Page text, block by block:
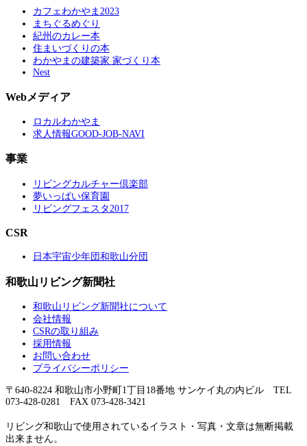
カフェわかやま2023
まちぐるめぐり
紀州のカレー本
住まいづくりの本
わかやまの建築家 家づくり本
Nest
Webメディア
ロカルわかやま
求人情報GOOD-JOB-NAVI
事業
リビングカルチャー倶楽部
夢いっぱい保育園
リビングフェスタ2017
CSR
日本宇宙少年団和歌山分団
和歌山リビング新聞社
和歌山リビング新聞社について
会社情報
CSRの取り組み
採用情報
お問い合わせ
プライバシーポリシー
〒640-8224 和歌山市小野町1丁目18番地 サンケイ丸の内ビル TEL
073-428-0281 FAX 073-428-3421
リビング和歌山で使用されているイラスト・写真・文章は無断掲載
出来ません。